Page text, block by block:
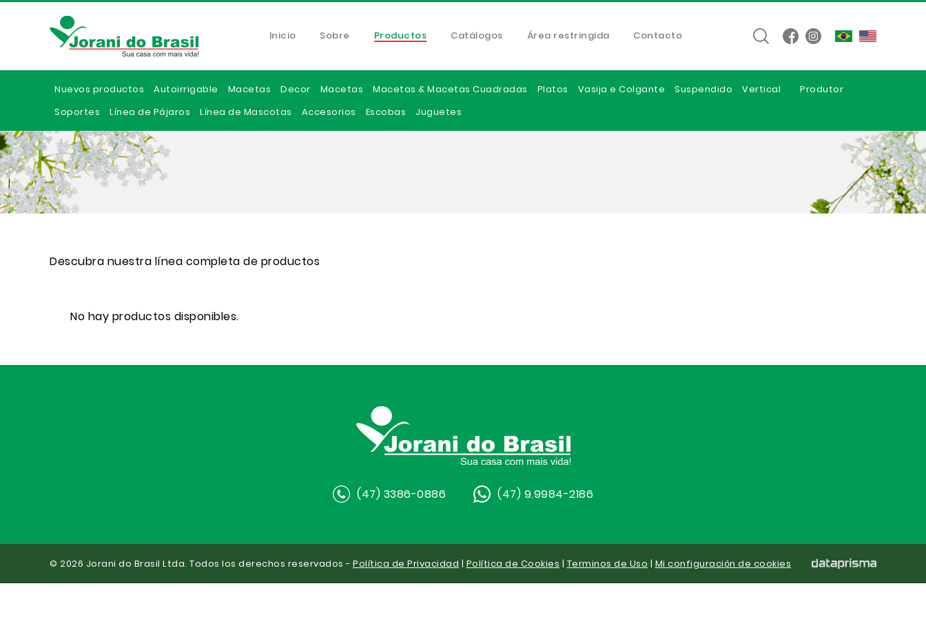
Inicio Sobre Productos Catálogos Área restringida Contacto
Nuevos productos Autoirrigable Macetas Decor Macetas Macetas & Macetas Cuadradas Platos Vasija e Colgante Suspendido Vertical
Produtor
Soportes
Línea de Pájaros Línea de Mascotas Accesorios Escobas Juguetes
Descubra nuestra línea completa de productos
No hay productos disponibles.
(47) 3386-0886 (47) 9.9984-2186
© 2026 Jorani do Brasil Ltda. Todos los derechos reservados - Política de Privacidad | Política de Cookies | Terminos de Uso | Mi configuración de cookies